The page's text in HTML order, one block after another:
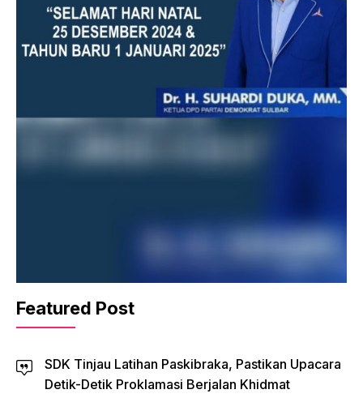
Featured Post
SDK Tinjau Latihan Paskibraka, Pastikan Upacara
Detik-Detik Proklamasi Berjalan Khidmat